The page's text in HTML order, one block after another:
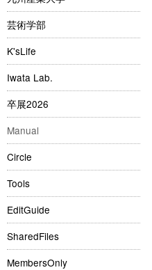
芸術学部
K'sLife
Iwata Lab.
卒展2026
Manual
Circle
Tools
EditGuide
SharedFiles
MembersOnly